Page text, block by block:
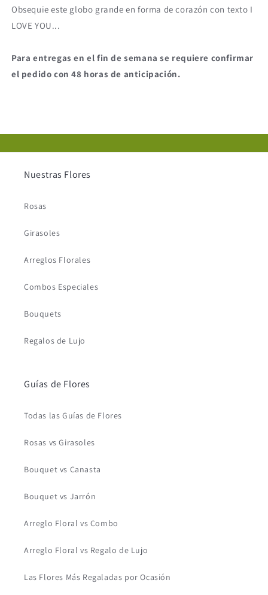
Obsequie este globo grande en forma de corazón con texto I
LOVE YOU...
Para entregas en el fin de semana se requiere confirmar
el pedido con 48 horas de anticipación.
Nuestras Flores
Rosas
Girasoles
Arreglos Florales
Combos Especiales
Bouquets
Regalos de Lujo
Guías de Flores
Todas las Guías de Flores
Rosas vs Girasoles
Bouquet vs Canasta
Bouquet vs Jarrón
Arreglo Floral vs Combo
Arreglo Floral vs Regalo de Lujo
Las Flores Más Regaladas por Ocasión